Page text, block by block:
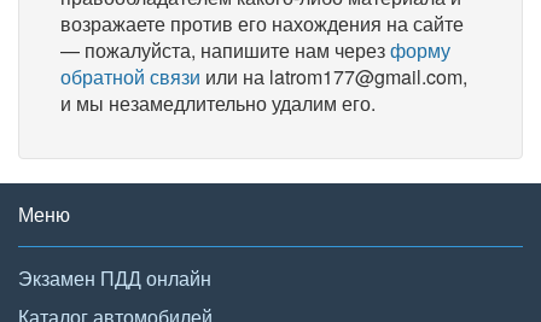
возражаете против его нахождения на сайте
— пожалуйста, напишите нам черезформу
обратной связи или на latrom177@gmail.com,
и мы незамедлительно удалим его.
Меню
Экзамен ПДД онлайн
Каталог автомобилей